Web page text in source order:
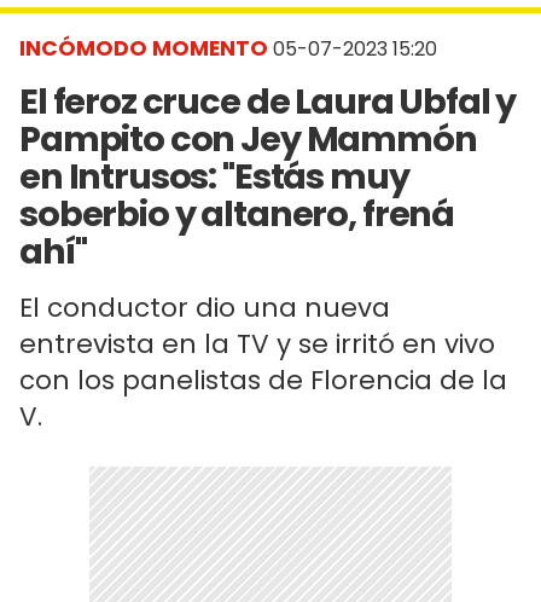
INCÓMODO MOMENTO 05-07-2023 15:20
El feroz cruce de Laura Ubfal y
Pampito con Jey Mammón
en Intrusos: "Estás muy
soberbio y altanero, frená
ahí"
El conductor dio una nueva
entrevista en la TV y se irritó en vivo
con los panelistas de Florencia de la
V.